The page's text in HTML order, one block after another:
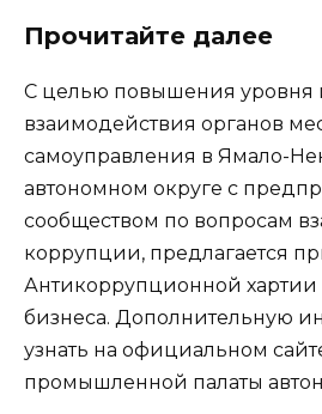
Прочитайте далее
С целью повышения уровня
взаимодействия органов
самоуправления в Ямало-
автономном округе с
сообществом по вопросам
коррупции, предлагается
Антикоррупционной хартии
бизнеса. Дополнительную
узнать на официальном
промышленной палаты